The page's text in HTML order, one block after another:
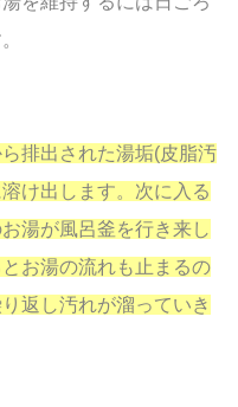
排出された湯垢(皮脂汚
け出します。 次に入る
湯が風呂釜を行き来し
お湯の流れも止まるの
返し汚れが溜っていき